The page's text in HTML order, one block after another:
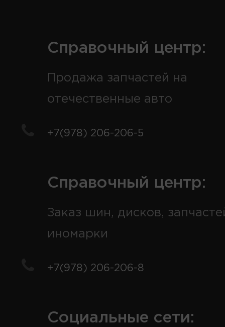
Справочный центр:
Продажа запчастей на
отечественные авто
+7(978) 206-206-5
Справочный центр:
Заказ шин, дисков,
иномарки
+7(978) 206-206-8
Социальные сети: